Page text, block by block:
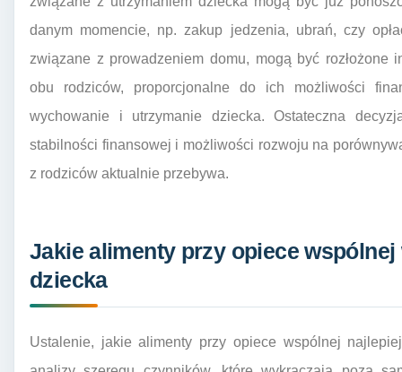
danym momencie, np. zakup jedzenia, ubrań, czy
związane z prowadzeniem domu, mogą być
obu rodziców, proporcjonalne do ich możliwości
wychowanie i utrzymanie dziecka. Ostateczna
stabilności finansowej i możliwości rozwoju na
z rodziców aktualnie przebywa.
Jakie alimenty przy opiece wspólnej
dziecka
Ustalenie, jakie alimenty przy opiece wspólnej